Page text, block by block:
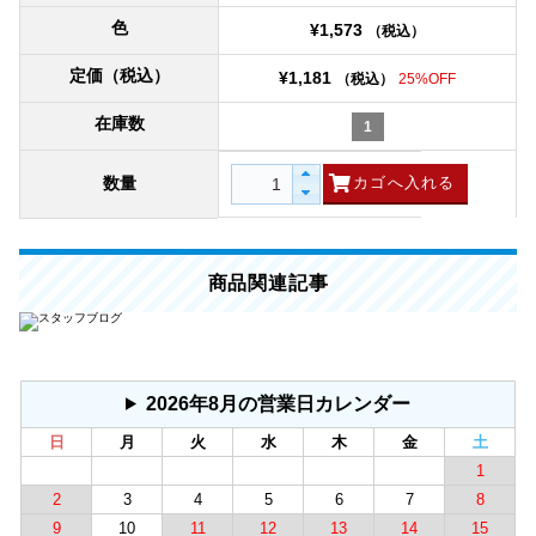
色 ¥1,573 （税込）
定価（税込） ¥1,181 （税込） 25%OFF
在庫数 1
数量
商品関連記事
2026年8月の営業日カレンダー
日 月 火 水 木 金
土
1
2
3 4 5 6 7
8
9
10 11 12 13 14 15